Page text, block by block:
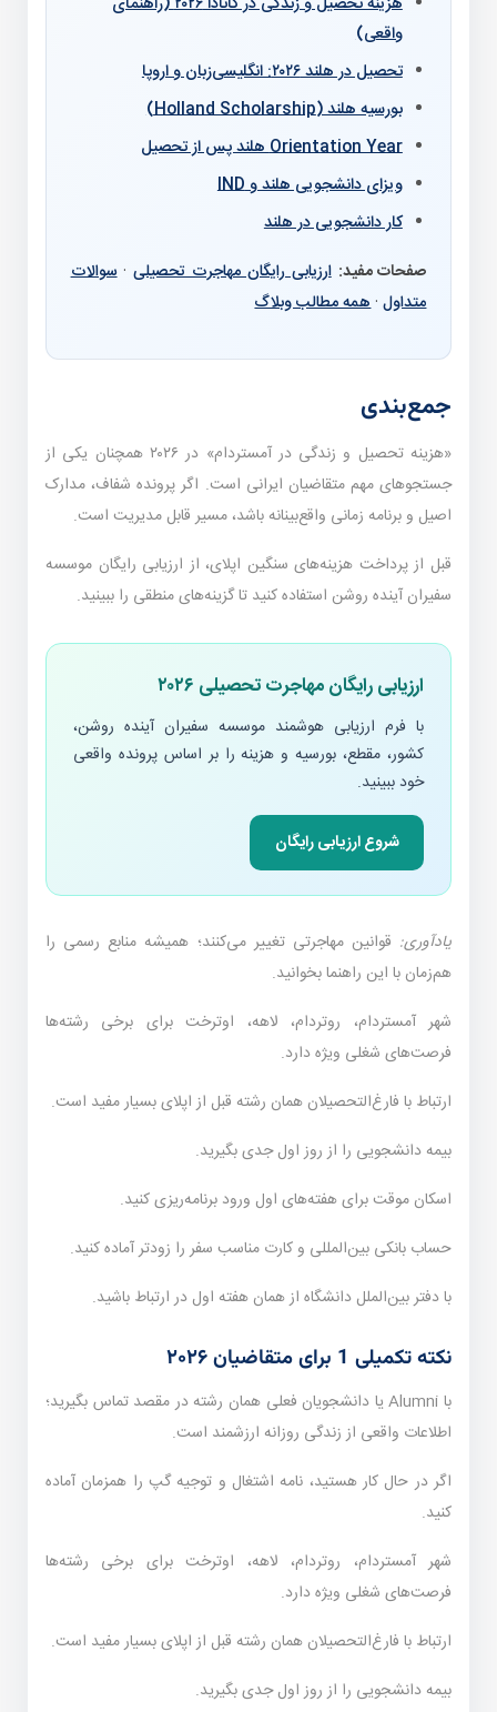
واقعی)
تحصیل در هلند ۲۰۲۶: انگلیسی‌زبان و اروپا
بورسیه هلند (Holland Scholarship)
Orientation Year هلند پس از تحصیل
ویزای دانشجویی هلند و IND
کار دانشجویی در هلند
صفحات مفید: ارزیابی رایگان مهاجرت تحصیلی·سوالات
متداول·همه مطالب وبلاگ
جمع‌بندی
«هزینه تحصیل و زندگی در آمستردام» در ۲۰۲۶ همچنان یکی از
جستجوهای مهم متقاضیان ایرانی است. اگر پرونده شفاف، مدارک
اصیل و برنامه زمانی واقع‌بینانه باشد، مسیر قابل مدیریت است.
قبل از پرداخت هزینه‌های سنگین اپلای، از ارزیابی رایگان موسسه
سفیران آینده روشن استفاده کنید تا گزینه‌های منطقی را ببینید.
ارزیابی رایگان مهاجرت تحصیلی ۲۰۲۶
با فرم ارزیابی هوشمند موسسه سفیران آینده روشن،
کشور، مقطع، بورسیه و هزینه را بر اساس پرونده واقعی
خود ببینید.
شروع ارزیابی رایگان
یادآوری: قوانین مهاجرتی تغییر می‌کنند؛ همیشه منابع رسمی را
هم‌زمان با این راهنما بخوانید.
شهر آمستردام، روتردام، لاهه، اوترخت برای برخی رشته‌ها
فرصت‌های شغلی ویژه دارد.
ارتباط با فارغ‌التحصیلان همان رشته قبل از اپلای بسیار مفید است.
بیمه دانشجویی را از روز اول جدی بگیرید.
اسکان موقت برای هفته‌های اول ورود برنامه‌ریزی کنید.
حساب بانکی بین‌المللی و کارت مناسب سفر را زودتر آماده کنید.
با دفتر بین‌الملل دانشگاه از همان هفته اول در ارتباط باشید.
نکته تکمیلی 1 برای متقاضیان ۲۰۲۶
با Alumni یا دانشجویان فعلی همان رشته در مقصد تماس بگیرید؛
اطلاعات واقعی از زندگی روزانه ارزشمند است.
اگر در حال کار هستید، نامه اشتغال و توجیه گپ را همزمان آماده
کنید.
شهر آمستردام، روتردام، لاهه، اوترخت برای برخی رشته‌ها
فرصت‌های شغلی ویژه دارد.
ارتباط با فارغ‌التحصیلان همان رشته قبل از اپلای بسیار مفید است.
بیمه دانشجویی را از روز اول جدی بگیرید.